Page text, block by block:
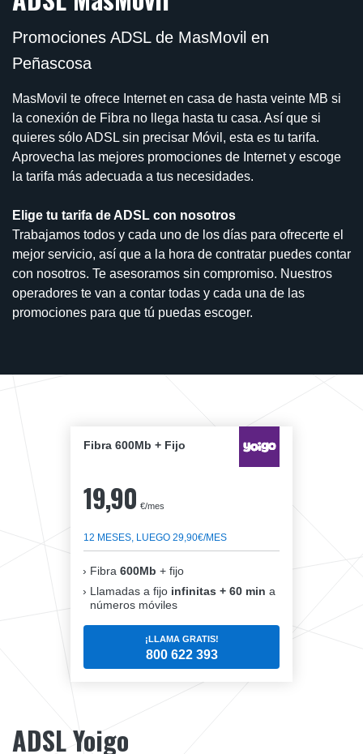
Promociones ADSL de MasMovil en
Peñascosa
MasMovil te ofrece Internet en casa de hasta veinte MB si
la conexión de Fibra no llega hasta tu casa. Así que si
quieres sólo ADSL sin precisar Móvil, esta es tu tarifa.
Aprovecha las mejores promociones de Internet y escoge
la tarifa más adecuada a tus necesidades.
Elige tu tarifa de ADSL con nosotros
Trabajamos todos y cada uno de los días para ofrecerte el
mejor servicio, así que a la hora de contratar puedes contar
con nosotros. Te asesoramos sin compromiso. Nuestros
operadores te van a contar todas y cada una de las
promociones para que tú puedas escoger.
Fibra 600Mb + Fijo
19,90 €/mes
12 MESES, LUEGO 29,90€/MES
Fibra 600Mb + fijo
Llamadas a fijo infinitas + 60 min a
números móviles
¡LLAMA GRATIS!
800 622 393
ADSL Yoigo